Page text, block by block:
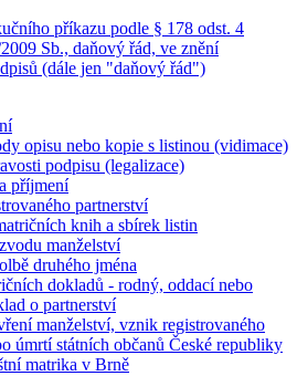
příkazu podle § 178 odst. 4
Sb., daňový řád, ve znění
(dále jen "daňový řád")
opisu nebo kopie s listinou (vidimace)
podpisu (legalizace)
příjmení
partnerství
knih a sbírek listin
manželství
druhého jména
dokladů - rodný, oddací nebo
o partnerství
manželství, vznik registrovaného
úmrtí státních občanů České republiky
matrika v Brně